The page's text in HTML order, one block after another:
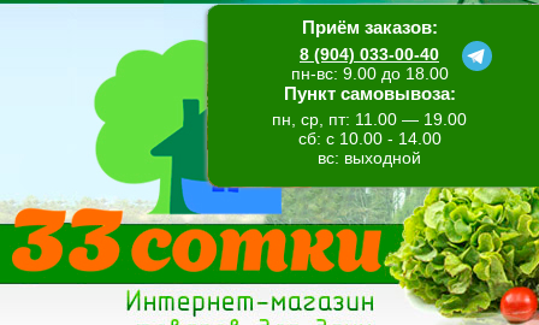
Приём заказов:
8 (904) 033-00-40
пн-вс: 9.00 до 18.00
Пункт самовывоза:
пн, ср, пт: 11.00 — 19.00
сб: с 10.00 - 14.00
вс: выходной